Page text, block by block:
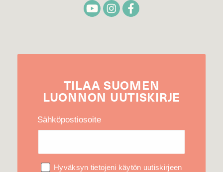
TILAA SUOMEN
LUONNON UUTIS­KIRJE
Sähköpostiosoite
Hyväksyn tietojeni käytön uutiskirjeen